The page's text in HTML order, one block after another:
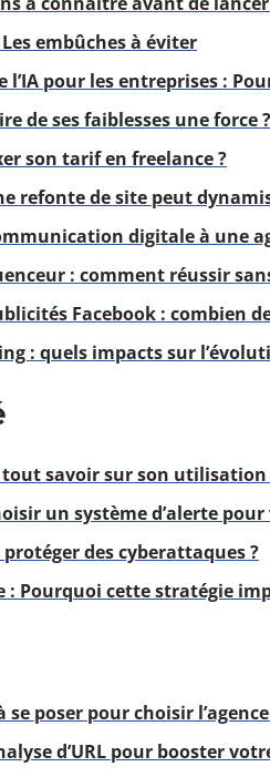
embûches à éviter
l’IA pour les entreprises :
de ses faiblesses une force
son tarif en freelance ?
refonte de site peut
digitale à une
: comment réussir
Facebook : combien
: quels impacts sur
tout savoir sur son utilisation
un système d’alerte
des cyberattaques ?
: Pourquoi cette stratégie
se poser pour choisir
d’URL pour booster